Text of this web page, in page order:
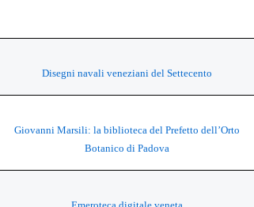
Disegni navali veneziani del Settecento
Giovanni Marsili: la biblioteca del Prefetto dell’Orto
Botanico di Padova